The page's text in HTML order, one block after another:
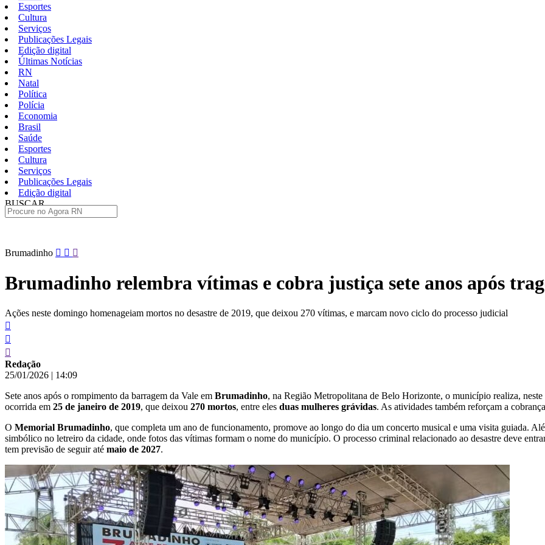
Esportes
Cultura
Serviços
Publicações Legais
Edição digital
Últimas Notícias
RN
Natal
Política
Polícia
Economia
Brasil
Saúde
Esportes
Cultura
Serviços
Publicações Legais
Edição digital
BUSCAR
Pular
conteúdo
Brumadinho
Brumadinho relembra vítimas e cobra justiça sete anos após
Ações neste domingo homenageiam mortos no desastre de 2019, que deixou 270 vítimas, e marcam novo ciclo do processo judicial
Redação
25/01/2026 | 14:09
Sete anos após o rompimento da barragem da Vale em Brumadinho, na Região Metropolitana de Belo Horizonte, o município realiza,
ocorrida em 25 de janeiro de 2019, que deixou 270 mortos, entre eles duas mulheres grávidas. As atividades também reforçam a
O Memorial Brumadinho, que completa um ano de funcionamento, promove ao longo do dia um concerto musical e uma visita guiada.
simbólico no letreiro da cidade, onde fotos das vítimas formam o nome do município. O processo criminal relacionado ao desastre deve
tem previsão de seguir até maio de 2027.